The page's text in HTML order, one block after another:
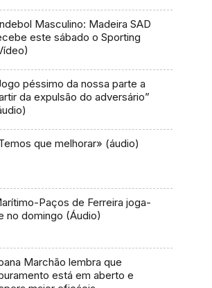
Masculino: Madeira SAD
este sábado o Sporting
péssimo da nossa parte a
da expulsão do adversário”
que melhorar» (áudio)
Paços de Ferreira joga-
no domingo (Áudio)
Marchão lembra que
está em aberto e